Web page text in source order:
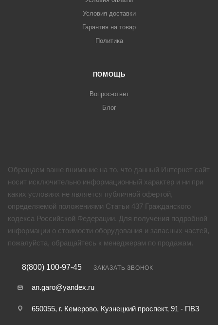
Условия доставки
Гарантия на товар
Политика
ПОМОЩЬ
Вопрос-ответ
Блог
Обращаем ваше внимание на то, что данный Интернет сайт
носит исключительно информационный характер и ни при
каких условиях не является публичной офертой,
определяемой положениями Статьи 437 Гражданского
кодекса Российской Федерации. Для получения подробной
информации о стоимости оборудования и запасных частей,
пожалуйста, обращайтесь к менеджерам по продажам.
8(800) 100-97-45 ЗАКАЗАТЬ ЗВОНОК
an.garo@yandex.ru
650055, г. Кемерово, Кузнецкий проспект, 91 - ПВЗ